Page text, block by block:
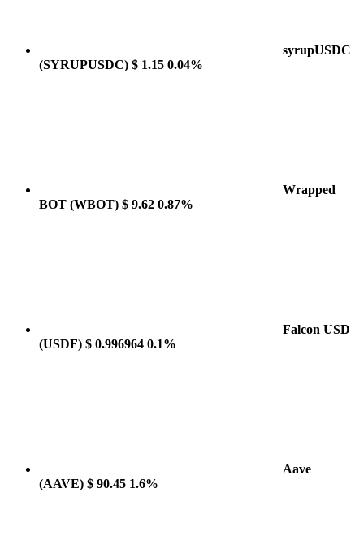
syrupUSDC
(SYRUPUSDC) $ 1.15 0.04%
Wrapped
BOT (WBOT) $ 9.62 0.87%
Falcon USD
(USDF) $ 0.996964 0.1%
Aave
(AAVE) $ 90.45 1.6%